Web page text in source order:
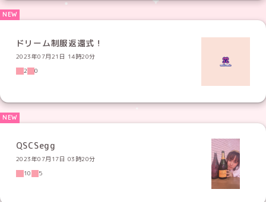
ドリーム制服返還式！
2023年07月21日 14時20分
2
0
QSCSegg
2023年07月17日 03時20分
10
5